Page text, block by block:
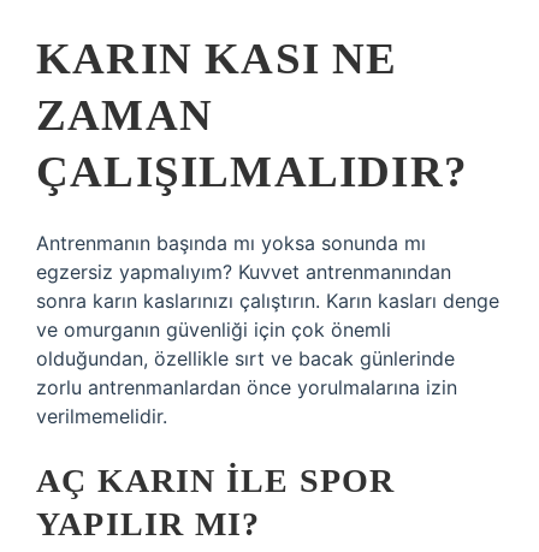
KARIN KASI NE
ZAMAN
ÇALIŞILMALIDIR?
Antrenmanın başında mı yoksa sonunda mı
egzersiz yapmalıyım? Kuvvet antrenmanından
sonra karın kaslarınızı çalıştırın. Karın kasları denge
ve omurganın güvenliği için çok önemli
olduğundan, özellikle sırt ve bacak günlerinde
zorlu antrenmanlardan önce yorulmalarına izin
verilmemelidir.
AÇ KARIN ILE SPOR
YAPILIR MI?